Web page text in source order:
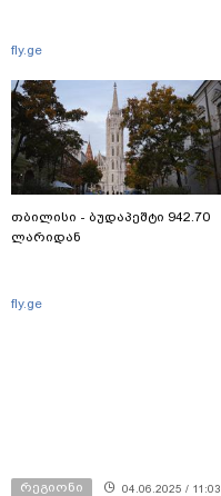
fly.ge
თბილისი - ბუდაპეშტი 942.70
ლარიდან
fly.ge
რეგიონი 04.06.2025 / 11:03